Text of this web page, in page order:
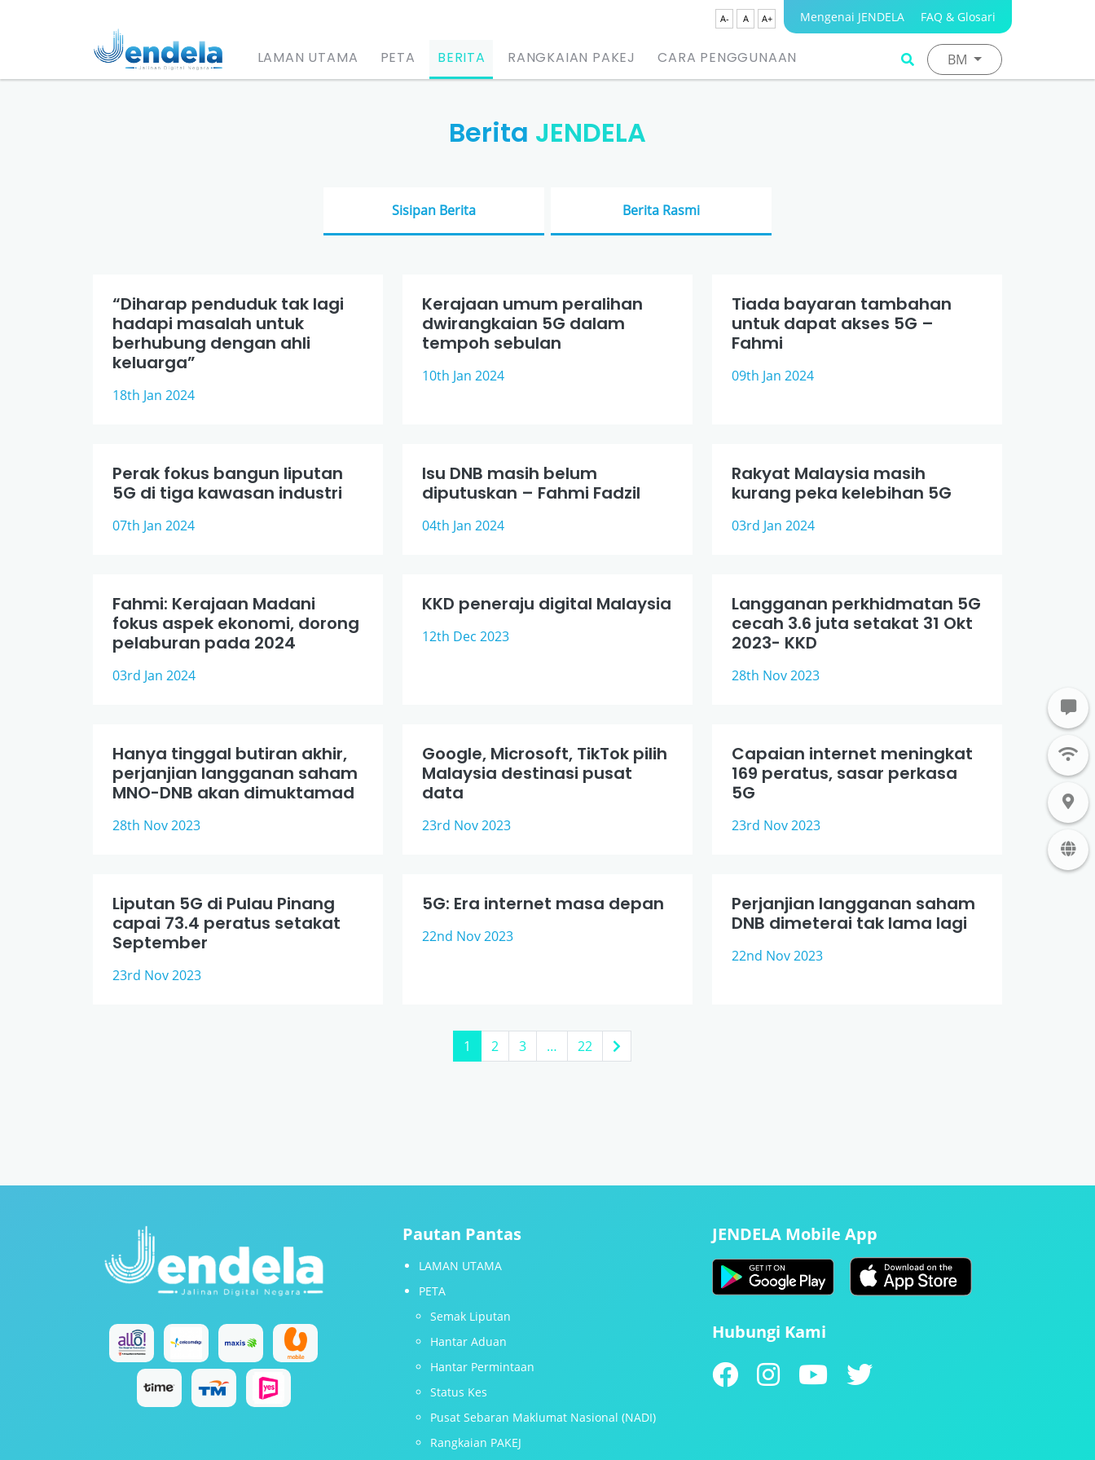
A- A A+ Mengenai JENDELA FAQ & Glosari
LAMAN UTAMA PETA BERITA RANGKAIAN PAKEJ CARA PENGGUNAAN BM
Berita JENDELA
Sisipan Berita Berita Rasmi
“Diharap penduduk tak lagi
hadapi masalah untuk
berhubung dengan ahli
keluarga”
18th Jan 2024
Kerajaan umum peralihan
dwirangkaian 5G dalam
tempoh sebulan
10th Jan 2024
Tiada bayaran tambahan
untuk dapat akses 5G –
Fahmi
09th Jan 2024
Perak fokus bangun liputan
5G di tiga kawasan industri
07th Jan 2024
Isu DNB masih belum
diputuskan – Fahmi Fadzil
04th Jan 2024
Rakyat Malaysia masih
kurang peka kelebihan 5G
03rd Jan 2024
Fahmi: Kerajaan Madani
fokus aspek ekonomi, dorong
pelaburan pada 2024
03rd Jan 2024
KKD peneraju digital Malaysia
12th Dec 2023
Langganan perkhidmatan 5G
cecah 3.6 juta setakat 31 Okt
2023- KKD
28th Nov 2023
Hanya tinggal butiran akhir,
perjanjian langganan saham
MNO-DNB akan dimuktamad
28th Nov 2023
Google, Microsoft, TikTok pilih
Malaysia destinasi pusat
data
23rd Nov 2023
Capaian internet meningkat
169 peratus, sasar perkasa
5G
23rd Nov 2023
Liputan 5G di Pulau Pinang
capai 73.4 peratus setakat
September
23rd Nov 2023
5G: Era internet masa depan
22nd Nov 2023
Perjanjian langganan saham
DNB dimeterai tak lama lagi
22nd Nov 2023
1 2 3 … 22
Pautan Pantas
LAMAN UTAMA
PETA
Semak Liputan
Hantar Aduan
Hantar Permintaan
Status Kes
Pusat Sebaran Maklumat Nasional (NADI)
Rangkaian PAKEJ
JENDELA Mobile App
Hubungi Kami